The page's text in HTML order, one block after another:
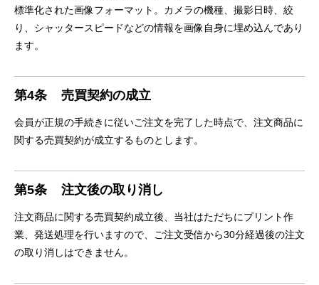
標準化された画像フォーマット。カメラの機種、撮影日時、絞
り、シャッタースピードなどの情報を画像自身に埋め込んであり
ます。
第4条 売買契約の成立
会員が正規の手続きに従いご注文を完了した時点で、注文商品に
関する売買契約が成立するものとします。
第5条 注文後の取り消し
注文商品に関する売買契約成立後、当社はただちにプリント作
業、発送処理を行いますので、ご注文受信から30分経過後の注文
の取り消しはできません。